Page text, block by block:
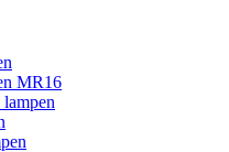
MR16